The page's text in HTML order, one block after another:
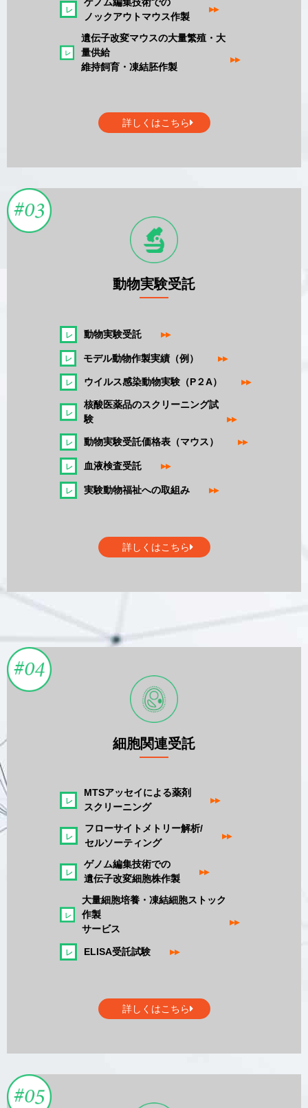
ノックアウトマウス作製
▸▸
遺伝子改変マウスの大量繁殖・大
量供給
維持飼育・凍結胚作製
▸▸
詳しくはこちら
動物実験受託
動物実験受託▸▸
モデル動物作製実績（例） ▸▸
ウイルス感染動物実験（P２A） ▸▸
核酸医薬品のスクリーニング試
験
▸▸
動物実験受託価格表（マウス） ▸▸
血液検査受託▸▸
実験動物福祉への取組み▸▸
詳しくはこちら
細胞関連受託
MTSアッセイによる薬剤
スクリーニング
▸▸
フローサイトメトリー解析/
セルソーティング
▸▸
ゲノム編集技術での
遺伝子改変細胞株作製
▸▸
大量細胞培養・凍結細胞ストック
作製
サービス
▸▸
ELISA受託試験▸▸
詳しくはこちら